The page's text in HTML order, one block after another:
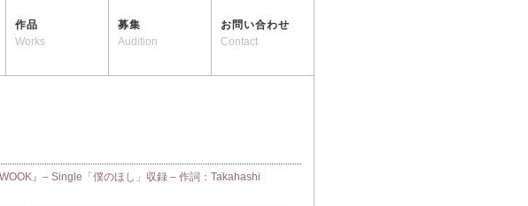
作品
Works
募集
Audition
お問い合わせ
Contact
』– Single「僕のほし」収録 – 作詞：Takahashi